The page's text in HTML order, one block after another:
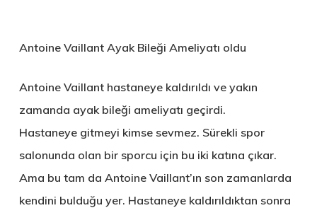
Antoine Vaillant Ayak Bileği Ameliyatı oldu
Antoine Vaillant hastaneye kaldırıldı ve yakın
zamanda ayak bileği ameliyatı geçirdi.
Hastaneye gitmeyi kimse sevmez. Sürekli spor
salonunda olan bir sporcu için bu iki katına çıkar.
Ama bu tam da Antoine Vaillant’ın son zamanlarda
kendini bulduğu yer. Hastaneye kaldırıldıktan sonra